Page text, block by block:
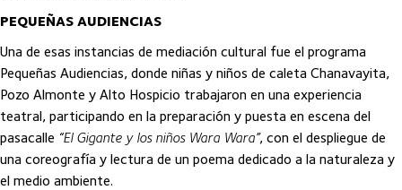
PEQUEÑAS AUDIENCIAS
Una de esas instancias de mediación cultural fue el programa
Pequeñas Audiencias, donde niñas y niños de caleta Chanavayita,
Pozo Almonte y Alto Hospicio trabajaron en una experiencia
teatral, participando en la preparación y puesta en escena del
pasacalle “El Gigante y los niños Wara Wara”, con el despliegue de
una coreografía y lectura de un poema dedicado a la naturaleza y
el medio ambiente.